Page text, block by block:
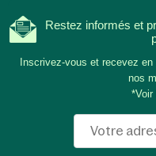
Restez informés et
Inscrivez-vous et recevez
nos
*Voir